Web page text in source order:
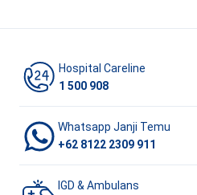
Hospital Careline
1 500 908
Whatsapp Janji Temu
+62 8122 2309 911
IGD & Ambulans